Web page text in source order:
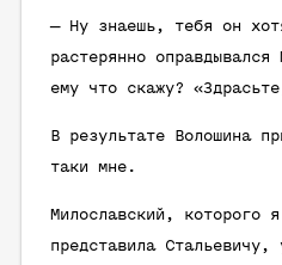
— Ну знаешь, тебя он
растерянно
ему что скажу?
В результате Волошина
таки мне.
Милославский, которого
представила Стальевичу,